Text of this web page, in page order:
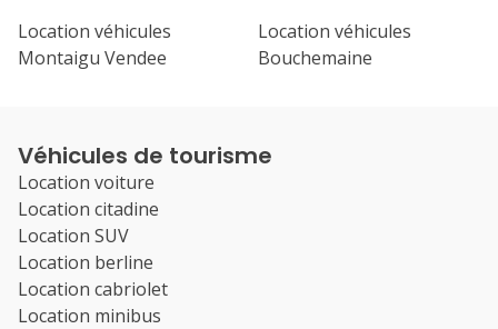
Location véhicules
Montaigu Vendee
Location véhicules
Bouchemaine
Véhicules de tourisme
Location voiture
Location citadine
Location SUV
Location berline
Location cabriolet
Location minibus